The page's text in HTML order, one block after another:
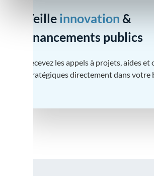
Veille innovation &
financements publics
Recevez les appels à projets, aides
stratégiques directement dans votre